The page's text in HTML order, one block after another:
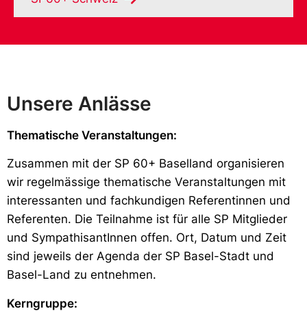
Unsere Anlässe
Thematische Veranstaltungen:
Zusammen mit der SP 60+ Baselland organisieren
wir regelmässige thematische Veranstaltungen mit
interessanten und fachkundigen Referentinnen und
Referenten. Die Teilnahme ist für alle SP Mitglieder
und SympathisantInnen offen. Ort, Datum und Zeit
sind jeweils der Agenda der SP Basel-Stadt und
Basel-Land zu entnehmen.
Kerngruppe: